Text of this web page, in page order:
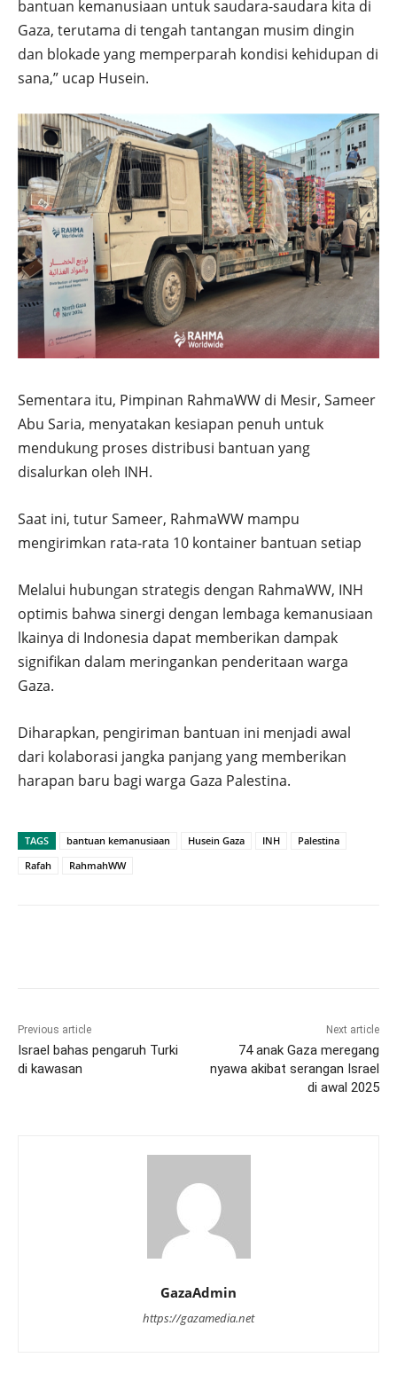
bantuan kemanusiaan untuk saudara-saudara kita di
Gaza, terutama di tengah tantangan musim dingin
dan blokade yang memperparah kondisi kehidupan di
sana,” ucap Husein.
Sementara itu, Pimpinan RahmaWW di Mesir, Sameer
Abu Saria, menyatakan kesiapan penuh untuk
mendukung proses distribusi bantuan yang
disalurkan oleh INH.
Saat ini, tutur Sameer, RahmaWW mampu
mengirimkan rata-rata 10 kontainer bantuan setiap
Melalui hubungan strategis dengan RahmaWW, INH
optimis bahwa sinergi dengan lembaga kemanusiaan
lkainya di Indonesia dapat memberikan dampak
signifikan dalam meringankan penderitaan warga
Gaza.
Diharapkan, pengiriman bantuan ini menjadi awal
dari kolaborasi jangka panjang yang memberikan
harapan baru bagi warga Gaza Palestina.
TAGS bantuan kemanusiaan Husein Gaza INH
Palestina
Rafah
RahmahWW
Previous article
Israel bahas pengaruh Turki
di kawasan
Next article
74 anak Gaza meregang
nyawa akibat serangan Israel
di awal 2025
GazaAdmin
https://gazamedia.net